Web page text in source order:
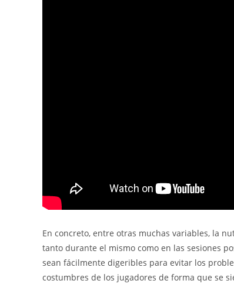
En concreto, entre otras muchas variables, la
tanto durante el mismo como en las sesiones
sean fácilmente digeribles para evitar los
costumbres de los jugadores de forma que se